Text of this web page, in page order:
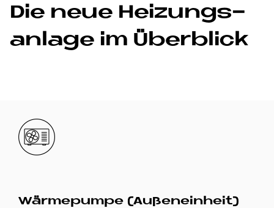
Die neue Hei­zungs­
an­la­ge im Über­bli­ck
Bild
Wär­me­pum­pe (Au­ßen­ein­heit)